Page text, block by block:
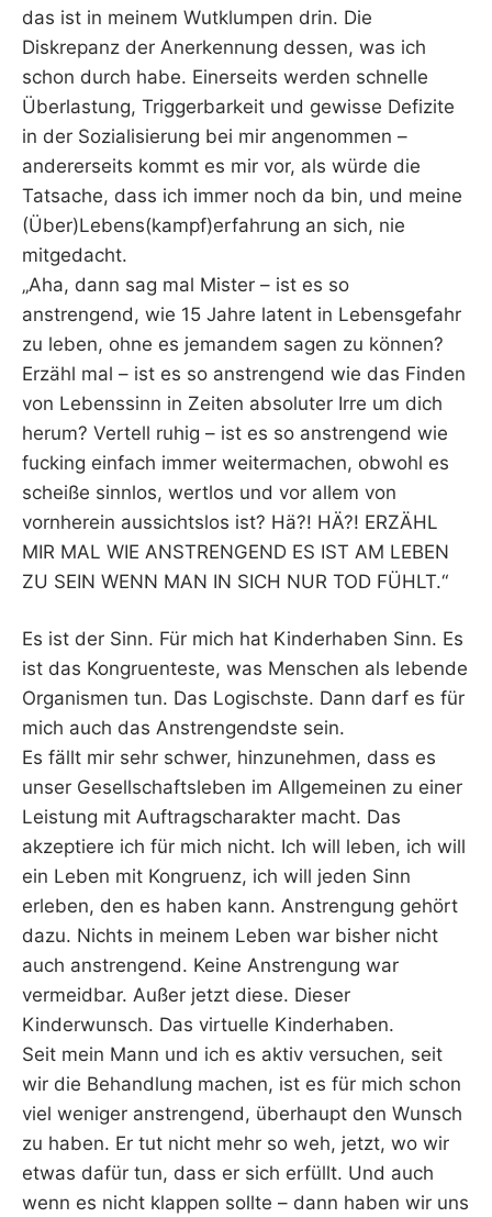
das ist in meinem Wutklumpen drin. Die
Diskrepanz der Anerkennung dessen, was ich
schon durch habe. Einerseits werden schnelle
Überlastung, Triggerbarkeit und gewisse Defizite
in der Sozialisierung bei mir angenommen –
andererseits kommt es mir vor, als würde die
Tatsache, dass ich immer noch da bin, und meine
(Über)Lebens(kampf)erfahrung an sich, nie
mitgedacht.
„Aha, dann sag mal Mister – ist es so
anstrengend, wie 15 Jahre latent in Lebensgefahr
zu leben, ohne es jemandem sagen zu können?
Erzähl mal – ist es so anstrengend wie das Finden
von Lebenssinn in Zeiten absoluter Irre um dich
herum? Vertell ruhig – ist es so anstrengend wie
fucking einfach immer weitermachen, obwohl es
scheiße sinnlos, wertlos und vor allem von
vornherein aussichtslos ist? Hä?! HÄ?! ERZÄHL
MIR MAL WIE ANSTRENGEND ES IST AM LEBEN
ZU SEIN WENN MAN IN SICH NUR TOD FÜHLT.“
Es ist der Sinn. Für mich hat Kinderhaben Sinn. Es
ist das Kongruenteste, was Menschen als lebende
Organismen tun. Das Logischste. Dann darf es für
mich auch das Anstrengendste sein.
Es fällt mir sehr schwer, hinzunehmen, dass es
unser Gesellschaftsleben im Allgemeinen zu einer
Leistung mit Auftragscharakter macht. Das
akzeptiere ich für mich nicht. Ich will leben, ich will
ein Leben mit Kongruenz, ich will jeden Sinn
erleben, den es haben kann. Anstrengung gehört
dazu. Nichts in meinem Leben war bisher nicht
auch anstrengend. Keine Anstrengung war
vermeidbar. Außer jetzt diese. Dieser
Kinderwunsch. Das virtuelle Kinderhaben.
Seit mein Mann und ich es aktiv versuchen, seit
wir die Behandlung machen, ist es für mich schon
viel weniger anstrengend, überhaupt den Wunsch
zu haben. Er tut nicht mehr so weh, jetzt, wo wir
etwas dafür tun, dass er sich erfüllt. Und auch
wenn es nicht klappen sollte – dann haben wir uns